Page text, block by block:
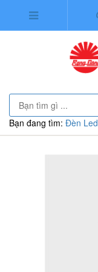
Bạn đang tìm: Đèn Led